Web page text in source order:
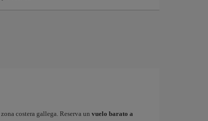
costera gallega. Reserva un vuelo barato a